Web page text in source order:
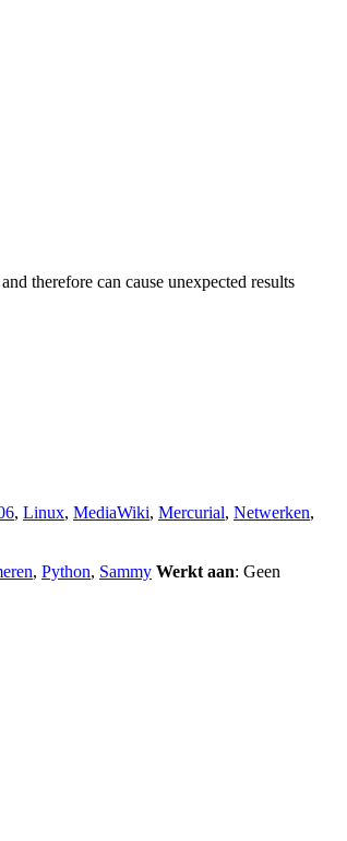
therefore can cause unexpected results
, Linux, MediaWiki, Mercurial, Netwerken,
, Python, Sammy Werkt aan: Geen